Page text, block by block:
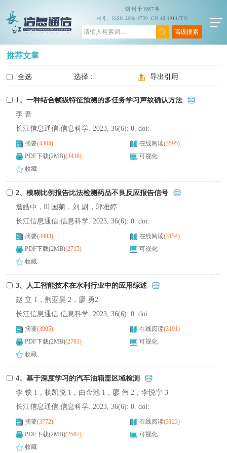
高级搜索
推荐文章
全选 选择： 导出引用
1、一种结合帧级特征预测的多任务学习声纹确认方法
李 晋
长江信息通信.信息科学. 2023, 36(6): 0. doi:
摘要(4304) 在线阅读(3595)
PDF下载(2MB)(3438)
可视化
收藏
2、模糊比例报告比法检测药品不良反应报告信号
詹皓中，叶国菊，刘 尉，郭雅婷
长江信息通信.信息科学. 2023, 36(6): 0. doi:
摘要(3483) 在线阅读(3154)
PDF下载(2MB)(2715)
可视化
收藏
3、人工智能技术在水利行业中的应用综述
赵 立 1，荆亚昊 2，廖 勇2
长江信息通信.信息科学. 2023, 36(6): 0. doi:
摘要(3905) 在线阅读(3191)
PDF下载(2MB)(2781)
可视化
收藏
4、基于深度学习的汽车油箱盖区域检测
李 锁 1，杨凯悦 1，由金池 1，廖 伟 2，李悦宁 3
长江信息通信.信息科学. 2023, 36(6): 0. doi:
摘要(3772) 在线阅读(3123)
PDF下载(2MB)(2587)
可视化
收藏